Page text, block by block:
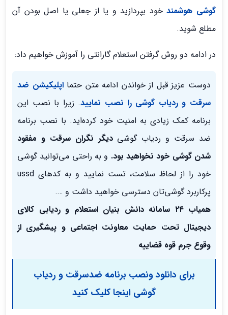
گوشی هوشمندخود بپردازید و یا از جعلی یا اصل بودن آن
مطلع شوید.
در ادامه دو روش گرفتن استعلام گارانتی را آموزش خواهیم داد:
دوست عزیز قبل از خواندن ادامه متن حتمااپلیکیشن ضد
سرقت و ردیاب گوشی را نصب نمایید. زیرا با نصب این
برنامه کمک زیادی به امنیت خود کرده‌اید. با نصب برنامه
ضد سرقت و ردیاب گوشیدیگر نگران سرقت و مفقود
شدن گوشی خود نخواهید بود. و به راحتی می‌توانید گوشی
خود را از لحاظ سلامت، تست نمایید و به کدهای ussd
پرکاربرد گوشی‌تان دسترسی خواهید داشت و ….
همیاب ۲۴ سامانه دانش بنیان استعلام و ردیابی کالای
دیجیتال تحت حمایت معاونت اجتماعی و پیشگیری از
وقوع جرم قوه قضاییه
برای دانلود ونصب برنامه ضدسرقت و ردیاب
گوشی اینجا کلیک کنید